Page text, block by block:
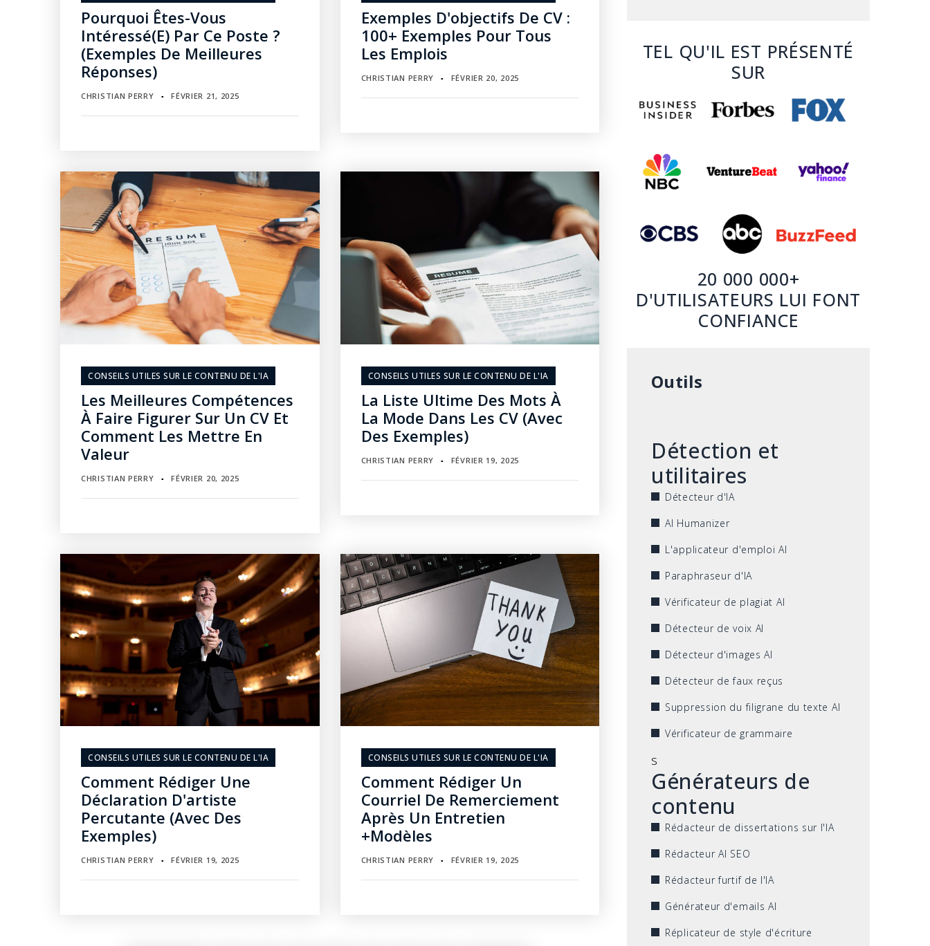
Pourquoi Êtes-Vous
Intéressé(e) Par Ce Poste ?
(Exemples De Meilleures
Réponses)
CHRISTIAN PERRY ▪ FÉVRIER 21, 2025
Exemples D'objectifs De CV :
100+ Exemples Pour Tous
Les Emplois
CHRISTIAN PERRY ▪ FÉVRIER 20, 2025
CONSEILS UTILES SUR LE CONTENU DE L'IA
Les Meilleures Compétences
À Faire Figurer Sur Un CV Et
Comment Les Mettre En
Valeur
CHRISTIAN PERRY ▪ FÉVRIER 20, 2025
CONSEILS UTILES SUR LE CONTENU DE L'IA
La Liste Ultime Des Mots À
La Mode Dans Les CV (avec
Des Exemples)
CHRISTIAN PERRY ▪ FÉVRIER 19, 2025
CONSEILS UTILES SUR LE CONTENU DE L'IA
Comment Rédiger Une
Déclaration D'artiste
Percutante (avec Des
Exemples)
CHRISTIAN PERRY ▪ FÉVRIER 19, 2025
CONSEILS UTILES SUR LE CONTENU DE L'IA
Comment Rédiger Un
Courriel De Remerciement
Après Un Entretien
+Modèles
CHRISTIAN PERRY ▪ FÉVRIER 19, 2025
TEL QU'IL EST PRÉSENTÉ
SUR
20 000 000+
D'UTILISATEURS LUI FONT
CONFIANCE
Outils
Détection et
utilitaires
Détecteur d'IA
AI Humanizer
L'applicateur d'emploi AI
Paraphraseur d'IA
Vérificateur de plagiat AI
Détecteur de voix AI
Détecteur d'images AI
Détecteur de faux reçus
Suppression du filigrane du texte AI
Vérificateur de grammaire
s
Générateurs de
contenu
Rédacteur de dissertations sur l'IA
Rédacteur AI SEO
Rédacteur furtif de l'IA
Générateur d'emails AI
Réplicateur de style d'écriture